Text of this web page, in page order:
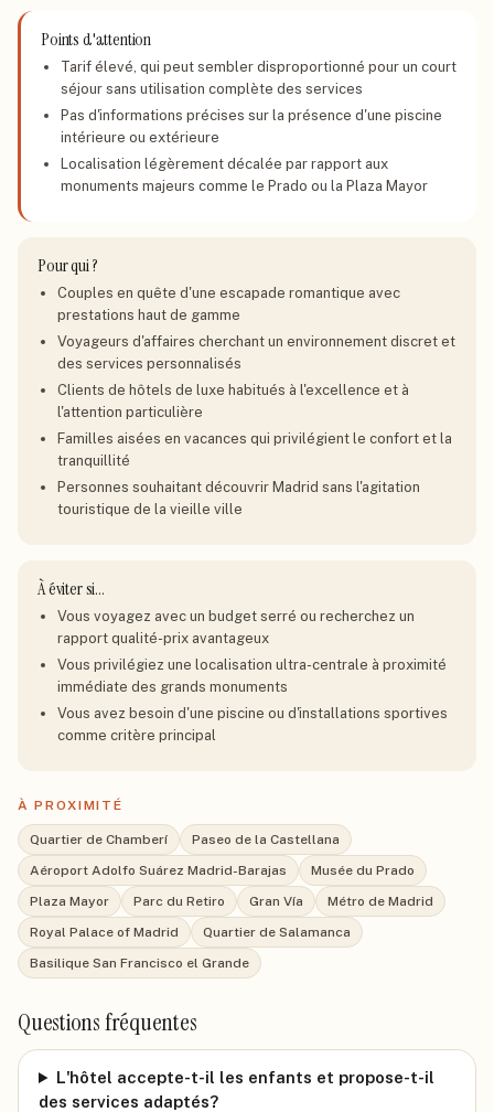
Points d'attention
Tarif élevé, qui peut sembler disproportionné pour un court
séjour sans utilisation complète des services
Pas d'informations précises sur la présence d'une piscine
intérieure ou extérieure
Localisation légèrement décalée par rapport aux
monuments majeurs comme le Prado ou la Plaza Mayor
Pour qui ?
Couples en quête d'une escapade romantique avec
prestations haut de gamme
Voyageurs d'affaires cherchant un environnement discret et
des services personnalisés
Clients de hôtels de luxe habitués à l'excellence et à
l'attention particulière
Familles aisées en vacances qui privilégient le confort et la
tranquillité
Personnes souhaitant découvrir Madrid sans l'agitation
touristique de la vieille ville
À éviter si…
Vous voyagez avec un budget serré ou recherchez un
rapport qualité-prix avantageux
Vous privilégiez une localisation ultra-centrale à proximité
immédiate des grands monuments
Vous avez besoin d'une piscine ou d'installations sportives
comme critère principal
À PROXIMITÉ
Quartier de Chamberí
Paseo de la Castellana
Aéroport Adolfo Suárez Madrid-Barajas
Musée du Prado
Plaza Mayor
Parc du Retiro Gran Vía
Métro de Madrid
Royal Palace of Madrid
Quartier de Salamanca
Basilique San Francisco el Grande
Questions fréquentes
L'hôtel accepte-t-il les enfants et propose-t-il
des services adaptés?